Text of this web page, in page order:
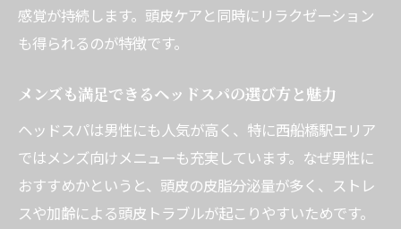
ヘッドスパが毎月おすすめな理由と効果の持続
性
続効果
定期的なヘッドスパがストレス解消に役立
つ理由
ヘッドスパの効果を長持ちさせるセルフケ
アのコツ
感覚が持続します。頭皮ケアと同時にリラクゼーション
も得られるのが特徴です。
メンズも満足できるヘッドスパの選び方と魅力
ヘッドスパは男性にも人気が高く、特に西船橋駅エリア
ではメンズ向けメニューも充実しています。なぜ男性に
おすすめかというと、頭皮の皮脂分泌量が多く、ストレ
スや加齢による頭皮トラブルが起こりやすいためです。